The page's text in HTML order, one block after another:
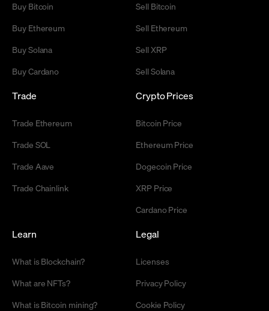
Buy Bitcoin
Buy Ethereum
Buy Solana
Buy Cardano
Sell Bitcoin
Sell Ethereum
Sell XRP
Sell Solana
Trade
Trade Ethereum
Trade SOL
Trade Aave
Trade Chainlink
Crypto Prices
Bitcoin Price
Ethereum Price
Dogecoin Price
XRP Price
Cardano Price
Learn
What is Blockchain?
What are NFTs?
What is Bitcoin mining?
Legal
Licenses
Privacy Policy
Cookie Policy